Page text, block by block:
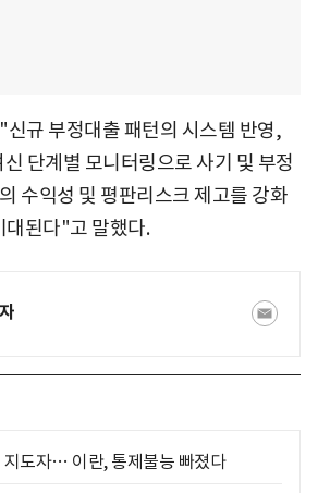
규 부정대출 패턴의 시스템 반영,
단계별 모니터링으로 사기 및 부정
수익성 및 평판리스크 제고를 강화
대된다"고 말했다.
지도자… 이란, 통제불능 빠졌다